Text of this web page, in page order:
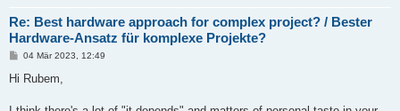
Re: Best hardware approach for complex project? / Bester
Hardware-Ansatz für komplexe Projekte?
B
a
04 Mär 2023, 12:49
Hi Rubem,